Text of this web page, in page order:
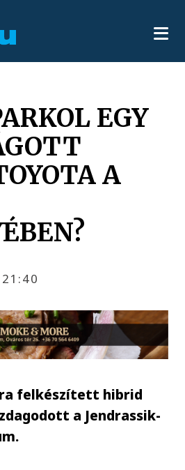
EGY
A
felkészített hibrid
a Jendrassik-